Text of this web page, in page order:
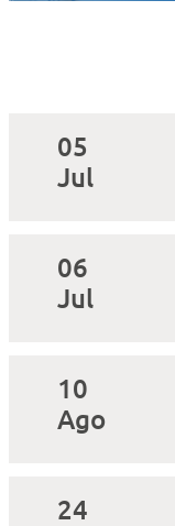
05
Jul
06
Jul
10
Ago
24